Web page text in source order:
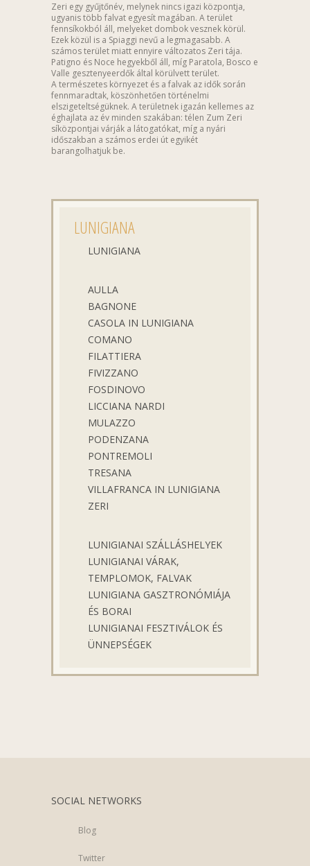
Zeri egy gyűjtőnév, melynek nincs igazi központja,
ugyanis több falvat egyesít magában. A terület
fennsíkokból áll, melyeket dombok vesznek körül.
Ezek közül is a Spiaggi nevű a legmagasabb. A
számos terület miatt ennyire változatos Zeri tája.
Patigno és Noce hegyekből áll, míg Paratola, Bosco e
Valle gesztenyeerdők által körülvett terület.
A természetes környezet és a falvak az idők során
fennmaradtak, köszönhetően történelmi
elszigeteltségüknek. A területnek igazán kellemes az
éghajlata az év minden szakában: télen Zum Zeri
síközpontjai várják a látogatókat, míg a nyári
időszakban a számos erdei út egyikét
barangolhatjuk be.
LUNIGIANA
LUNIGIANA
AULLA
BAGNONE
CASOLA IN LUNIGIANA
COMANO
FILATTIERA
FIVIZZANO
FOSDINOVO
LICCIANA NARDI
MULAZZO
PODENZANA
PONTREMOLI
TRESANA
VILLAFRANCA IN LUNIGIANA
ZERI
LUNIGIANAI SZÁLLÁSHELYEK
LUNIGIANAI VÁRAK,
TEMPLOMOK, FALVAK
LUNIGIANA GASZTRONÓMIÁJA
ÉS BORAI
LUNIGIANAI FESZTIVÁLOK ÉS
ÜNNEPSÉGEK
SOCIAL NETWORKS
Blog
Twitter